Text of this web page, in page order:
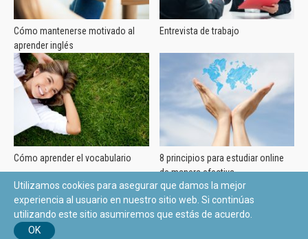
Cómo mantenerse motivado al
aprender inglés
Entrevista de trabajo
Cómo aprender el vocabulario
8 principios para estudiar online
de manera efectiva
Utilizamos cookies para asegurar que damos la mejor
experiencia al usuario en nuestro sitio web. Si continúas
utilizando este sitio asumiremos que estás de acuerdo.
OK